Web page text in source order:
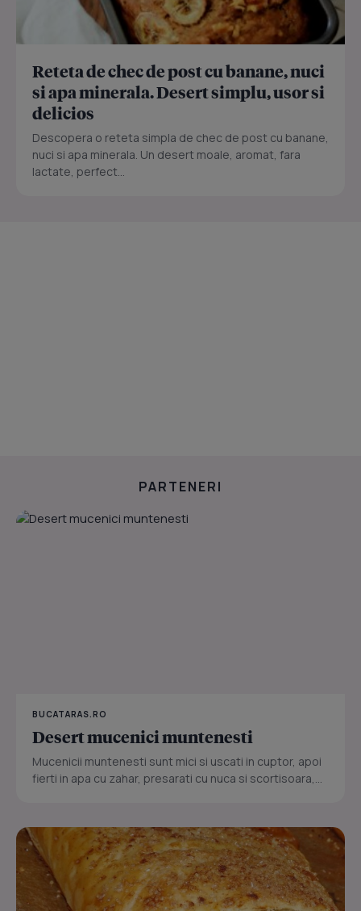
Reteta de chec de post cu banane, nuci
si apa minerala. Desert simplu, usor si
delicios
Descopera o reteta simpla de chec de post cu banane,
nuci si apa minerala. Un desert moale, aromat, fara
lactate, perfect...
PARTENERI
BUCATARAS.RO
Desert mucenici muntenesti
Mucenicii muntenesti sunt mici si uscati in cuptor, apoi
fierti in apa cu zahar, presarati cu nuca si scortisoara,...